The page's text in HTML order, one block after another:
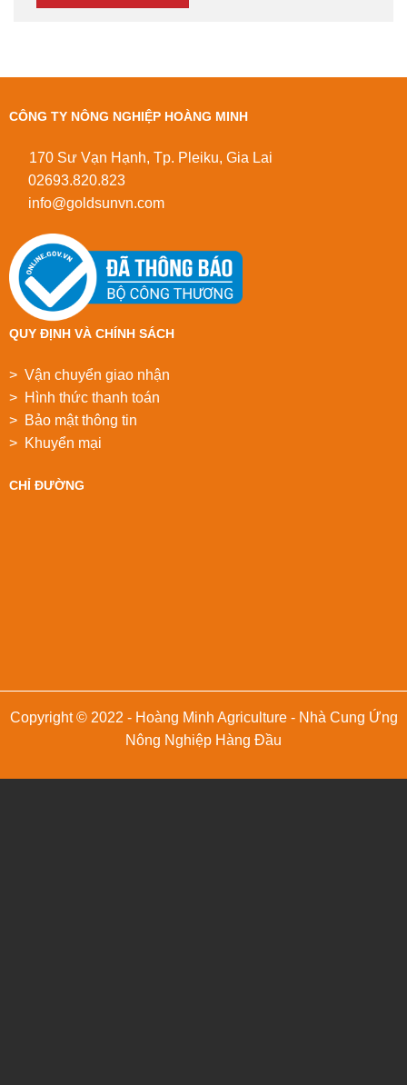
CÔNG TY NÔNG NGHIỆP HOÀNG MINH
170 Sư Vạn Hạnh, Tp. Pleiku, Gia Lai
02693.820.823
info@goldsunvn.com
QUY ĐỊNH VÀ CHÍNH SÁCH
> Vận chuyển giao nhận
> Hình thức thanh toán
> Bảo mật thông tin
> Khuyển mại
CHỈ ĐƯỜNG
Copyright © 2022 - Hoàng Minh Agriculture - Nhà Cung Ứng
Nông Nghiệp Hàng Đầu